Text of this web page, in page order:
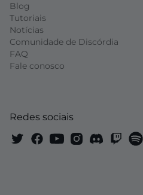
Blog
Tutoriais
Notícias
Comunidade de Discórdia
FAQ
Fale conosco
Redes sociais